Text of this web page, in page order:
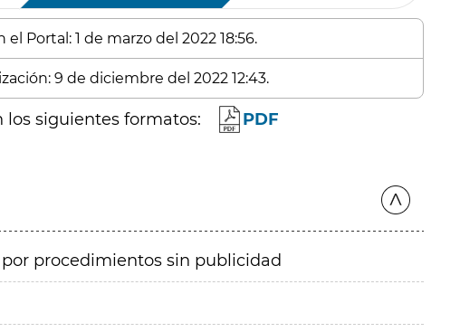
Portal: 1 de marzo del 2022 18:56.
9 de diciembre del 2022 12:43.
los siguientes formatos: PDF
procedimientos sin publicidad